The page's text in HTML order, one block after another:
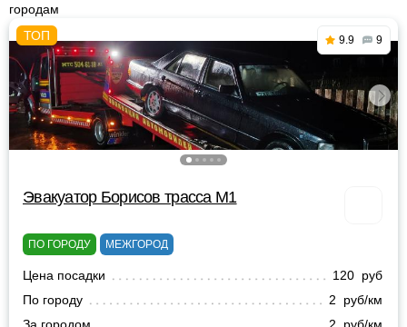
городам
9.9 9
Эвакуатор Борисов трасса М1
ПО ГОРОДУ МЕЖГОРОД
Цена посадки
120 руб
По городу
2 руб/км